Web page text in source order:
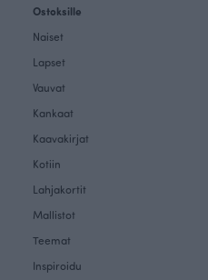
Ostoksille
Naiset
Lapset
Vauvat
Kankaat
Kaavakirjat
Kotiin
Lahjakortit
Mallistot
Teemat
Inspiroidu